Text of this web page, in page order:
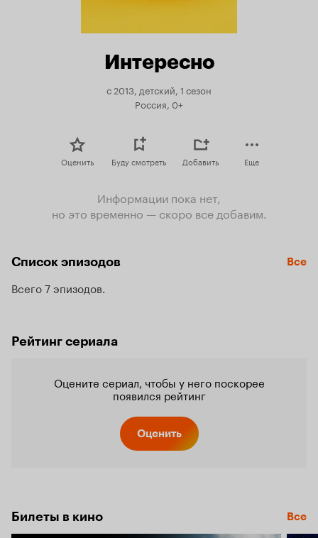
Интересно
с 2013, детский, 1 сезон
Россия, 0+
Оценить Буду смотреть Добавить Еще
Информации пока нет,
но это временно — скоро все добавим.
Список эпизодов Все
Всего 7 эпизодов
Рейтинг сериала
Оцените сериал, чтобы у него поскорее
появился рейтинг
Оценить
Билеты в кино Все